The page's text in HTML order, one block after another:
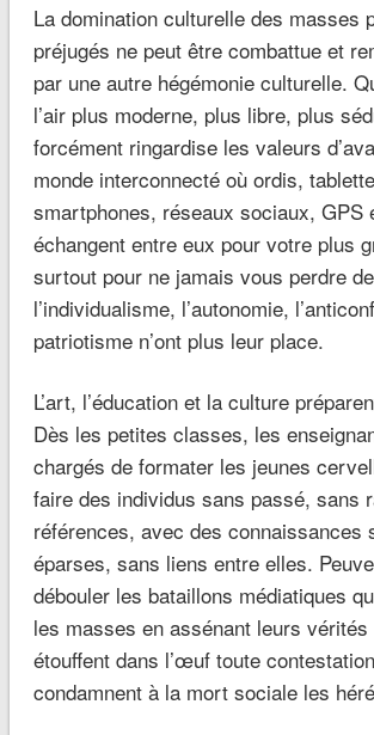
La domination culturelle des masses
préjugés ne peut être combattue et
par une autre hégémonie culturelle.
l’air plus moderne, plus libre, plus
forcément ringardise les valeurs
monde interconnecté où ordis,
smartphones, réseaux sociaux, GPS
échangent entre eux pour votre plus
surtout pour ne jamais vous perdre
l’individualisme, l’autonomie,
patriotisme n’ont plus leur place.
L’art, l’éducation et la culture
Dès les petites classes, les
chargés de formater les jeunes
faire des individus sans passé, sans
références, avec des connaissances
éparses, sans liens entre elles.
débouler les bataillons médiatiques
les masses en assénant leurs
étouffent dans l’œuf toute
condamnent à la mort sociale les